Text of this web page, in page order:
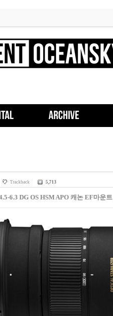
Trackback 5,713
6.3 DG OS HSM APO 캐논 EF마운트